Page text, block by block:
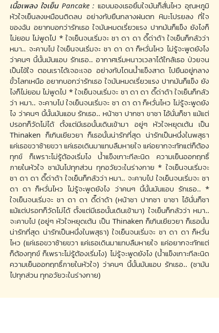
เนื้อเพลง ใจเย็น Pancake :แอบมองเธอยิ้มใจมันก็สั่นไหว อุณหภูมิ
หัวใจเย็นลงเหมือนติดลบ อย่างกับยืนกลางฝนตก หิมะโปรยลง ที่ใจ
ของฉัน อยากบอกว่ารักเธอ ใจมันหมดเรี่ยวแรง ปากมันก็แข็ง ยังไงก็
ไม่ยอม ไม่พูดไป * ใจเย็นจนเริ่มจะ ชา ดา ดา ดี๊ด่าด้า ใจเย็นก็กลัวว่า
หมา.. จะคาบไป ใจเย็นจนเริ่มจะ ชา ดา ดา ก็หวั่นไหว ไม่รู้จะพูดยังไง
ว่าคนๆ นี้นั้นมันแอบ รักเธอ.. อากาศเริ่มหนาวเวลาได้ใกล้เธอ ป่วยจน
เป็นไข้ใจ ตอนเราได้เจอะเจอ อย่างกับโดนน้ำแข็งสาด ไปยืนอยู่กลาง
ขั้วโลกเหนือ อยากบอกว่ารักเธอ ใจมันหมดเรี่ยวแรง ปากมันก็แข็ง ยัง
ไงก็ไม่ยอม ไม่พูดไป * ใจเย็นจนเริ่มจะ ชา ดา ดา ดี๊ด่าด้า ใจเย็นก็กลัว
ว่า หมา.. จะคาบไป ใจเย็นจนเริ่มจะ ชา ดา ดา ก็หวั่นไหว ไม่รู้จะพูดยัง
ไง ว่าคนๆ นี้นั้นมันแอบ รักเธอ.. หน้าชา ปากชา ขาชา ไอ้นั่นก็ชา แม้แต่
ปรอทก็วัดไม่ได้ ตั้งแต่มีเธอนั้นเดินเข้ามา อยู่ๆ หัวใจหยุดเต้น เป็น
Thinaken ก็เกินเยียวยา ก็เธอนั้นน่ารักที่สุด น่ารักเป็นหนึ่งในพสุธา
แค่เธอขวาซ้ายขวา แค่เธอเดินมาแทบลืมหายใจ แค่อยากจะทักแต่ก็ต้อง
ทุกข์ ก็เพราะไม่รู้ต้องเริ่มไง น้ำแข็งเกาะทีละนิด ความเย็นออกฤทธิ์
ภายในหัวใจ ชามันไปทุกส่วน ทุกอวัยวะในร่างกาย * ใจเย็นจนเริ่มจะ
ชา ดา ดา ดี๊ด่าด้า ใจเย็นก็กลัวว่า หมา.. จะคาบไป ใจเย็นจนเริ่มจะ ชา
ดา ดา ก็หวั่นไหว ไม่รู้จะพูดยังไง ว่าคนๆ นี้นั้นมันแอบ รักเธอ.. *
ใจเย็นจนเริ่มจะ ชา ดา ดา ดี๊ด่าด้า (หน้าชา ปากชา ขาชา ไอ้นั่นก็ชา
แม้แต่ปรอทก็วัดไม่ได้ ตั้งแต่มีเธอนั้นเดินเข้ามา) ใจเย็นก็กลัวว่า หมา..
จะคาบไป (อยู่ๆ หัวใจหยุดเต้น เป็น Thinaken ก็เกินเยียวยา ก็เธอนั้น
น่ารักที่สุด น่ารักเป็นหนึ่งในพสุธา) ใจเย็นจนเริ่มจะ ชา ดา ดา ก็หวั่น
ไหว (แค่เธอขวาซ้ายขวา แค่เธอเดินมาแทบลืมหายใจ แค่อยากจะทักแต่
ก็ต้องทุกข์ ก็เพราะไม่รู้ต้องเริ่มไง) ไม่รู้จะพูดยังไง (น้ำแข็งเกาะทีละนิด
ความเย็นออกฤทธิ์ภายในหัวใจ) ว่าคนๆ นี้นั้นมันแอบ รักเธอ.. (ชามัน
ไปทุกส่วน ทุกอวัยวะในร่างกาย)